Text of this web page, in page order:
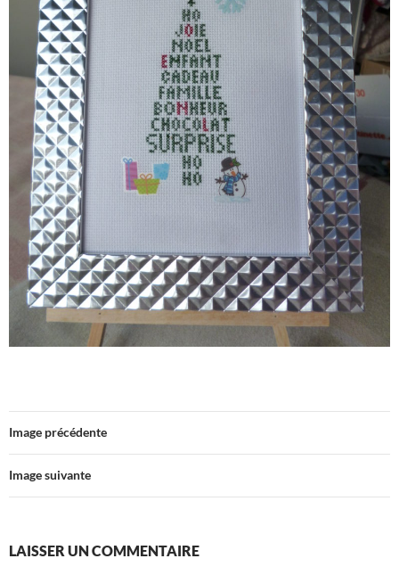
Image précédente
Image suivante
LAISSER UN COMMENTAIRE